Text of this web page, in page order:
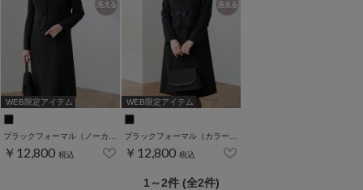
WEB限定アイテム
￥12,800 税込
WEB限定アイテム
￥12,800 税込
1～2件 (全2件)